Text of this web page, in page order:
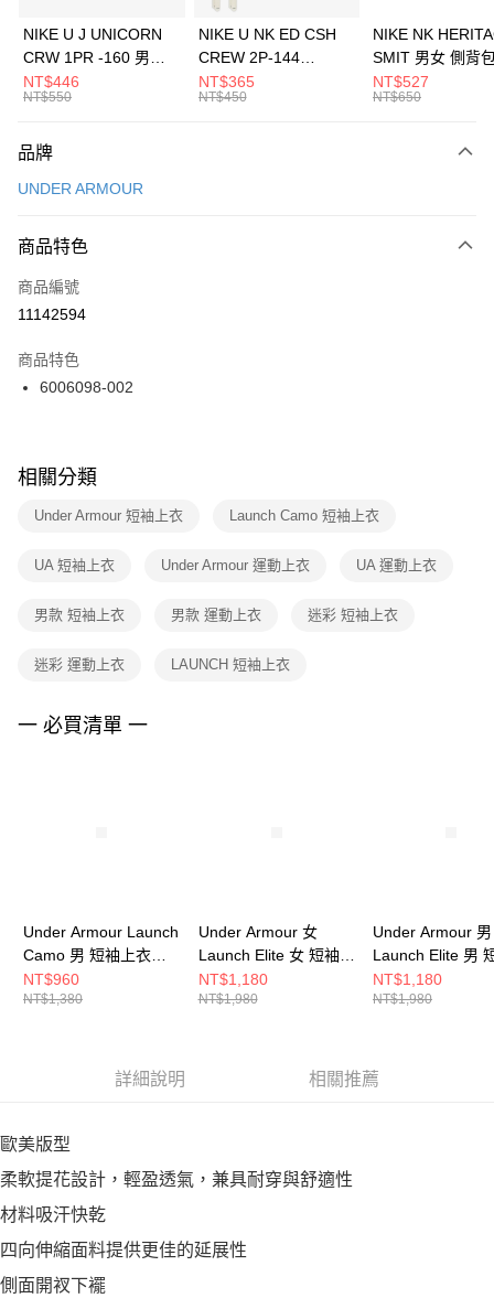
元大商業銀行
台灣樂天信用卡公司
全盈+PAY
AFTEE先享後付
【關於「AFTEE先享後付」】
便利好安心！
３．安心：先確認商品／服務後，再付款。
【「AFTEE先享後付」結帳流程】
１．於結帳方式選擇「AFTEE先享後付」後，將跳轉至「AFTEE先享後付」
２．訂單成立數日內，您將收到繳費通知簡訊。
３．收到繳費通知簡訊後14天內，點擊此簡訊中的連結，可透過四大超商／
ATM／網路銀行／等多元方式進行付款，方視為交易完成。
※ 交易是否成功請以「AFTEE先享後付 」之結帳頁面顯示為準，若有關於
是否繳費成功／繳費後需取消欲退款等相關疑問，請聯繫「AFTEE先享後付
客戶支援中心」https://netprotections.freshdesk.com/support/home
１．透過由恩沛科技股份有限公司提供之「AFTEE先享後付」服務完成之交
權轉讓予恩沛科技股份有限公司。
３．未成年的使用者請事先徵得法定代理人或監護人之同意方可使用
４．使用「AFTEE先享後付」時，將依據個別帳號之用戶狀況，依本公司即
運送方式
每筆NT$100，滿NT$1,500(含以上)免運費
宅配
每筆NT$100，滿NT$1,500(含以上)免運費
付款後門市自取
每筆NT$100，滿NT$1,500(含以上)免運費
NIKE U J UNICORN
CRW 1PR -160 男女
中統襪 FZ3393100
NT$446
NT$550
NIKE U NK ED CSH
CREW 2P-144
EMBRDY 男女 短統襪
FZ3073133
NT$365
NT$450
NIKE NK
SMIT 男女 側背
BA5871010
NT$527
NT$650
品牌
UNDER ARMOUR
商品特色
商品編號
11142594
商品特色
6006098-002
相關分類
Under Armour 短袖上衣 Launch Camo 短袖上衣
UA 短袖上衣 Under Armour 運動上衣 UA 運動上衣
男款 短袖上衣 男款 運動上衣 迷彩 短袖上衣
迷彩 運動上衣 LAUNCH 短袖上衣
一 必買清單 一
Under Armour Launch
Camo 男 短袖上衣
6006098-011
NT$960
NT$1,380
Under Armour 女
Launch Elite 女 短袖上
衣 1389564-009
NT$1,180
NT$1,980
Under Armour 男
Launch Elite 男
衣 1389802-452
NT$1,180
NT$1,980
詳細說明 相關推薦
歐美版型
柔軟提花設計，輕盈透氣，兼具耐穿與舒適性
材料吸汗快乾
四向伸縮面料提供更佳的延展性
側面開衩下襬